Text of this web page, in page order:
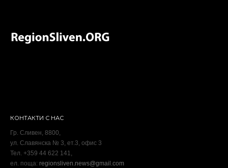
КОНТАКТИ С НАС
Гр. Сливен, 8800,
ул. Славянска № 3, ет.3, офис 3
Тел. +359 44 622 141,
ел. поща: regionsliven.news@gmail.com